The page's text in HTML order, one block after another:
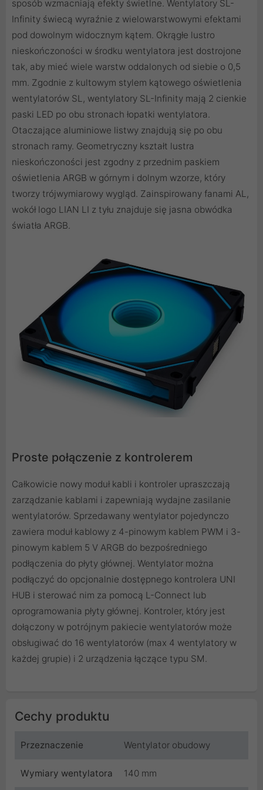
sposób wzmacniają efekty świetlne. Wentylatory SL-
Infinity świecą wyraźnie z wielowarstwowymi efektami
pod dowolnym widocznym kątem. Okrągłe lustro
nieskończoności w środku wentylatora jest dostrojone
tak, aby mieć wiele warstw oddalonych od siebie o 0,5
mm. Zgodnie z kultowym stylem kątowego oświetlenia
wentylatorów SL, wentylatory SL-Infinity mają 2 cienkie
paski LED po obu stronach łopatki wentylatora.
Otaczające aluminiowe listwy znajdują się po obu
stronach ramy. Geometryczny kształt lustra
nieskończoności jest zgodny z przednim paskiem
oświetlenia ARGB w górnym i dolnym wzorze, który
tworzy trójwymiarowy wygląd. Zainspirowany fanami AL,
wokół logo LIAN LI z tyłu znajduje się jasna obwódka
światła ARGB.
Proste połączenie z kontrolerem
Całkowicie nowy moduł kabli i kontroler upraszczają
zarządzanie kablami i zapewniają wydajne zasilanie
wentylatorów. Sprzedawany wentylator pojedynczo
zawiera moduł kablowy z 4-pinowym kablem PWM i 3-
pinowym kablem 5 V ARGB do bezpośredniego
podłączenia do płyty głównej. Wentylator można
podłączyć do opcjonalnie dostępnego kontrolera UNI
HUB i sterować nim za pomocą L-Connect lub
oprogramowania płyty głównej. Kontroler, który jest
dołączony w potrójnym pakiecie wentylatorów może
obsługiwać do 16 wentylatorów (max 4 wentylatory w
każdej grupie) i 2 urządzenia łączące typu SM.
Cechy produktu
Przeznaczenie Wentylator obudowy
Wymiary wentylatora 140 mm